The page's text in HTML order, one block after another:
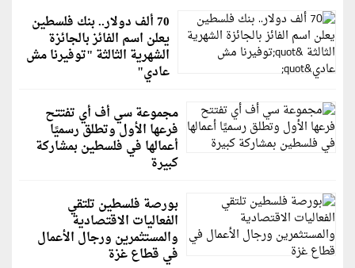
70 ألف دولار.. بنك فلسطين
يعلن اسم الفائز بالجائزة
الشهرية الثالثة "توفيرنا مش
عادي"
مجموعة سي أف أي تفتتح
فرعها الأول وتطلق رسميًا
أعمالها في فلسطين بمشاركة
كبيرة
بورصة فلسطين تلتقي
الفعاليات الاقتصادية
والمستثمرين ورجال الأعمال
في قطاع غزة